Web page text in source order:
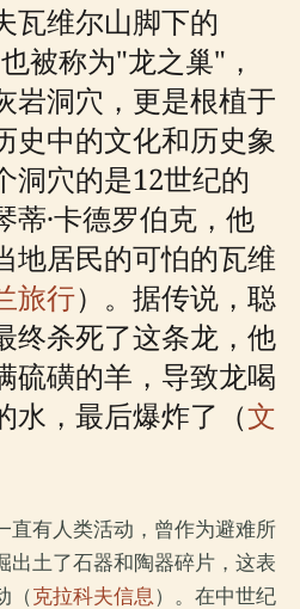
瓦维尔山脚下的
被称为"龙之巢"，
岩洞穴，更是根植于
史中的文化和历史象
洞穴的是12世纪的
蒂·卡德罗伯克，他
地居民的可怕的瓦维
旅行）。据传说，聪
终杀死了这条龙，他
硫磺的羊，导致龙喝
水，最后爆炸了（文
直有人类活动，曾作为避难所
出土了石器和陶器碎片，这表
（克拉科夫信息）。在中世纪